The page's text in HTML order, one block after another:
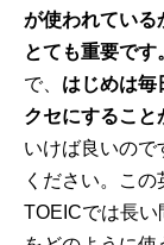
が使われている
とても重要です
で、 はじめは毎
クセにすること
いけば良いので
ください。この
TOEICでは長